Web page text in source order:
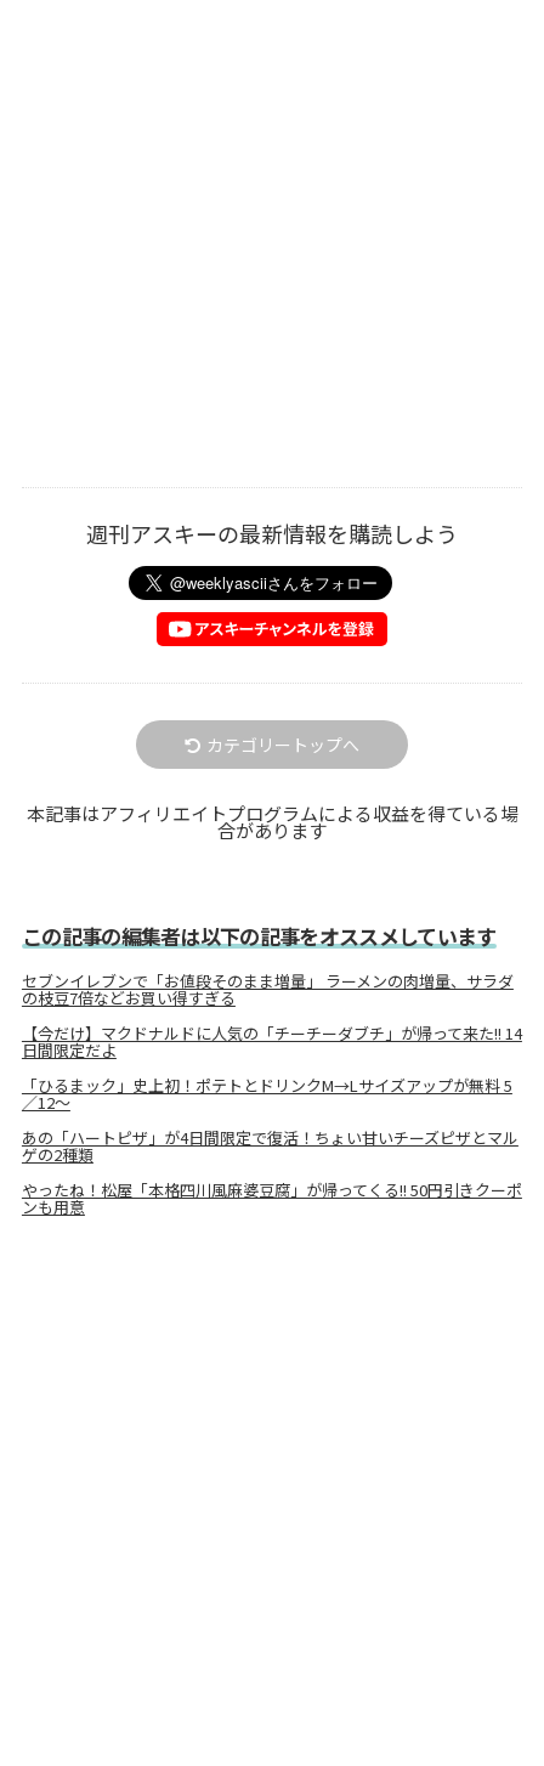
週刊アスキーの最新情報を購読しよう
カテゴリートップへ
本記事はアフィリエイトプログラムによる収益を得ている場
合があります
この記事の編集者は以下の記事をオススメしています
セブンイレブンで「お値段そのまま増量」 ラーメンの肉増量、サラダ
の枝豆7倍などお買い得すぎる
【今だけ】マクドナルドに人気の「チーチーダブチ」が帰って来た!! 14
日間限定だよ
「ひるまック」史上初！ポテトとドリンクM→Lサイズアップが無料 5
／12～
あの「ハートピザ」が4日間限定で復活！ちょい甘いチーズピザとマル
ゲの2種類
やったね！松屋「本格四川風麻婆豆腐」が帰ってくる!! 50円引きクーポ
ンも用意